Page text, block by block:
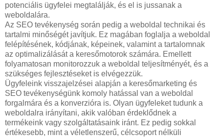
potenciális ügyfelei megtalálják, és el is jussanak a
weboldalára.
Az SEO tevékenység során pedig a weboldal technikai és
tartalmi minőségét javítjuk. Ez magában foglalja a weboldal
felépítésének, kódjának, képeinek, valamint a tartalomnak
az optimalizálását a keresőmotorok számára. Emellett
folyamatosan monitorozzuk a weboldal teljesítményét, és a
szükséges fejlesztéseket is elvégezzük.
Ügyfeleink visszajelzései alapján a keresőmarketing és
SEO tevékenységünk komoly hatással van a weboldal
forgalmára és a konverzióra is. Olyan ügyfeleket tudunk a
weboldalra irányítani, akik valóban érdeklődnek a
termékeink vagy szolgáltatásaink iránt. Ez pedig sokkal
értékesebb, mint a véletlenszerű, célcsoport nélküli